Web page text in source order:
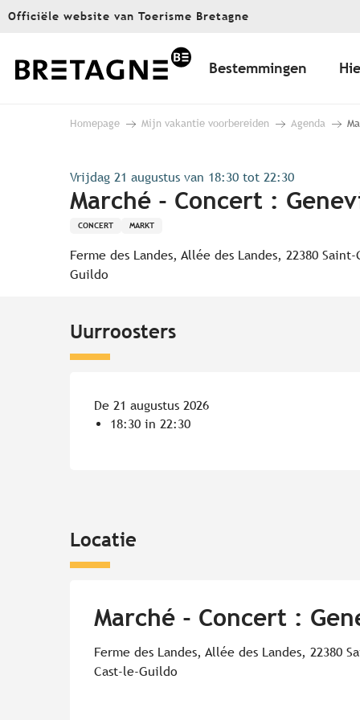
Aller
principal
Officiële website van Toerisme Bretagne
Bestemmingen
Homepage Mijn vakantie voorbereiden Agenda
Vrijdag 21 augustus van 18:30 tot 22:30
Marché - Concert :
CONCERT MARKT
Ferme des Landes, Allée des Landes, 22380
Guildo
Uurroosters
De 21 augustus 2026
18:30 in 22:30
Locatie
Marché - Concert :
Ferme des Landes, Allée des Landes, 22380
Cast-le-Guildo